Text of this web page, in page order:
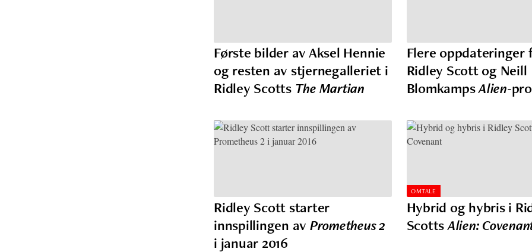
Første bilder av Aksel Hennie
og resten av stjernegalleriet i
Ridley Scotts The Martian
Flere oppdateringer
Ridley Scott og Neill
BlomkampsAlien-
Ridley Scott starter
innspillingen av Prometheus 2
i januar 2016
OMTALE
Hybrid og hybris i
ScottsAlien: